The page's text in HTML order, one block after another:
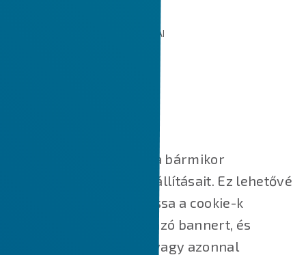
AZ ÁLTALUNK HASZNÁLT SÜTIK TÍPUSAI
A fenti gombra kattintva bármikor
módosíthatja cookie-beállításait. Ez lehetővé
teszi, hogy újra megnyissa a cookie-k
hozzájárulását tartalmazó bannert, és
módosítsa beállításait, vagy azonnal